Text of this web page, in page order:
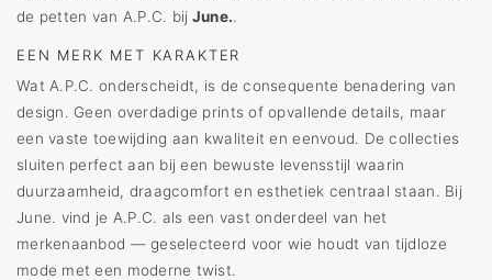
de petten van A.P.C. bij June..
EEN MERK MET KARAKTER
Wat A.P.C. onderscheidt, is de consequente benadering van
design. Geen overdadige prints of opvallende details, maar
een vaste toewijding aan kwaliteit en eenvoud. De collecties
sluiten perfect aan bij een bewuste levensstijl waarin
duurzaamheid, draagcomfort en esthetiek centraal staan. Bij
June. vind je A.P.C. als een vast onderdeel van het
merkenaanbod — geselecteerd voor wie houdt van tijdloze
mode met een moderne twist.